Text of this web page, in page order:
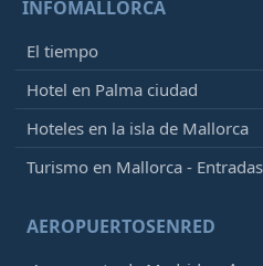
INFOMALLORCA
El tiempo
Hotel en Palma ciudad
Hoteles en la isla de Mallorca
Turismo en Mallorca - Entradas
AEROPUERTOSENRED